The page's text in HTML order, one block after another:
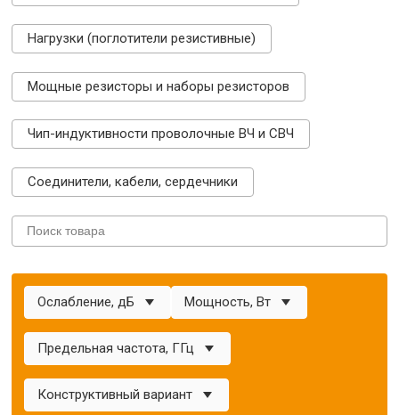
Нагрузки (поглотители резистивные)
Мощные резисторы и наборы резисторов
Чип-индуктивности проволочные ВЧ и СВЧ
Соединители, кабели, сердечники
Ослабление, дБ Мощность, Вт
Предельная частота, ГГц
Конструктивный вариант